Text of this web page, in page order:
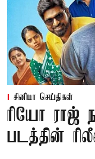
சினிமா செய்திகள்
ரியோ ராஜ்
படத்தின்